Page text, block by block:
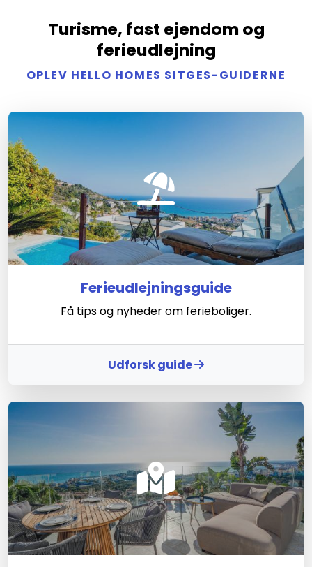
Turisme, fast ejendom og
ferieudlejning
OPLEV HELLO HOMES SITGES-GUIDERNE
Ferieudlejningsguide
Få tips og nyheder om ferieboliger.
Udforsk guide